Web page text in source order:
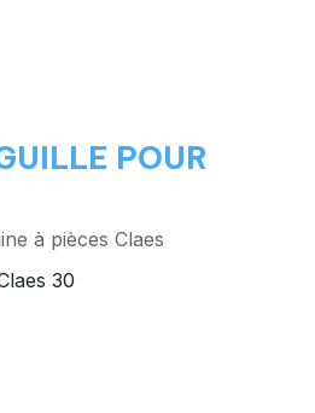
POUR
à pièces Claes
30